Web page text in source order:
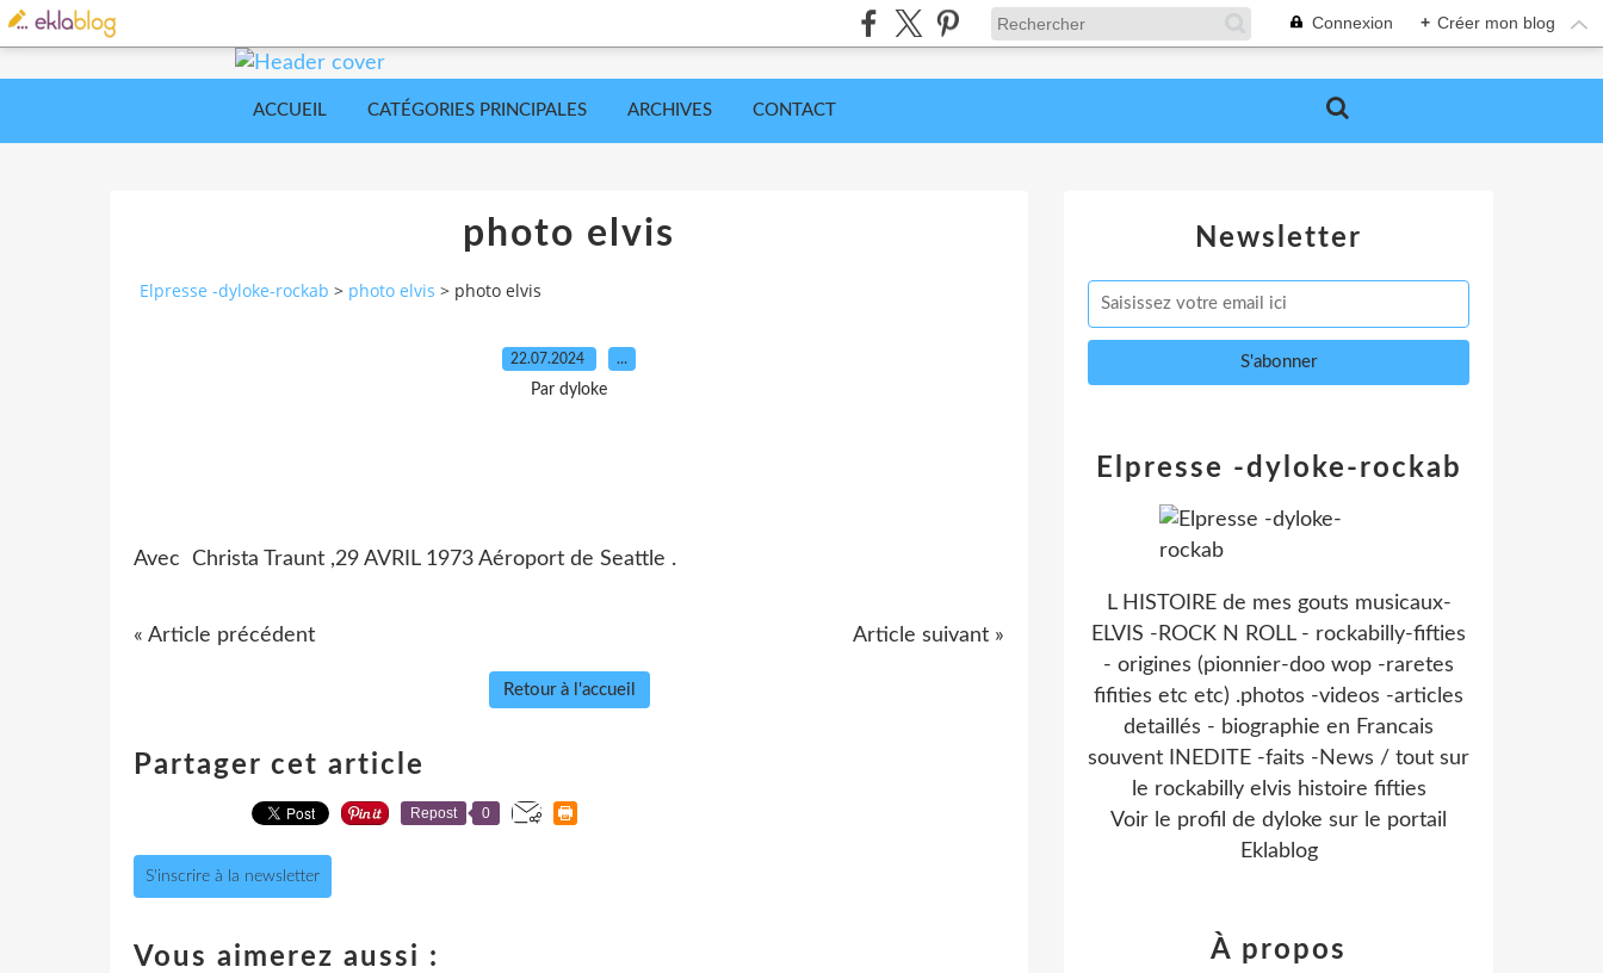
Connexion + Créer mon blog
ACCUEIL CATÉGORIES PRINCIPALES ARCHIVES CONTACT
photo elvis
Elpresse -dyloke-rockab > photo elvis > photo elvis
22.07.2024 …
Par dyloke
Avec Christa Traunt ,29 AVRIL 1973 Aéroport de Seattle .
« Article précédent Article suivant »
Retour à l'accueil
Partager cet article
Repost 0
S'inscrire à la newsletter
Vous aimerez aussi :
Newsletter
Elpresse -dyloke-rockab
L HISTOIRE de mes gouts musicaux-
ELVIS -ROCK N ROLL - rockabilly-fifties
- origines (pionnier-doo wop -raretes
fifities etc etc) .photos -videos -articles
detaillés - biographie en Francais
souvent INEDITE -faits -News / tout sur
le rockabilly elvis histoire fifties
Voir le profil de dyloke sur le portail
Eklablog
À propos